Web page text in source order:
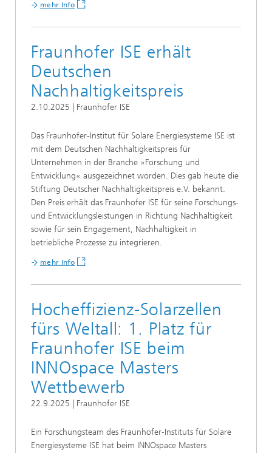
mehr Info
Fraunhofer ISE erhält
Deutschen
Nachhaltigkeitspreis
2.10.2025 | Fraunhofer ISE
Das Fraunhofer-Institut für Solare Energiesysteme ISE ist
mit dem Deutschen Nachhaltigkeitspreis für
Unternehmen in der Branche »Forschung und
Entwicklung« ausgezeichnet worden. Dies gab heute die
Stiftung Deutscher Nachhaltigkeitspreis e.V. bekannt.
Den Preis erhält das Fraunhofer ISE für seine Forschungs-
und Entwicklungsleistungen in Richtung Nachhaltigkeit
sowie für sein Engagement, Nachhaltigkeit in
betriebliche Prozesse zu integrieren.
mehr Info
Hocheffizienz-Solarzellen
fürs Weltall: 1. Platz für
Fraunhofer ISE beim
INNOspace Masters
Wettbewerb
22.9.2025 | Fraunhofer ISE
Ein Forschungsteam des Fraunhofer-Instituts für Solare
Energiesysteme ISE hat beim INNOspace Masters